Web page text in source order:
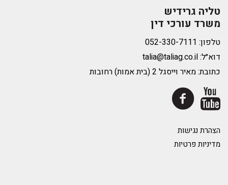
טליה גרידיש
משרד עורכי דין
טלפון:
דוא״ל:talia@taliag.co.il
כתובת: מאיר וייסגל 2 (בית אמות) רחובות
הצהרת נגישות
מדיניות פרטיות